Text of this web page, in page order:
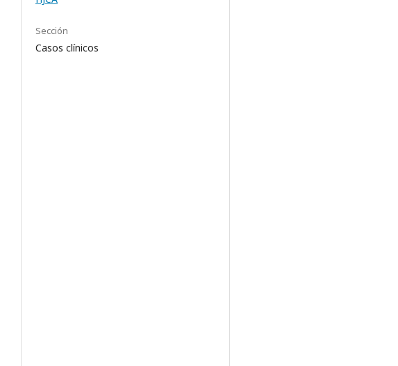
Sección
Casos clínicos